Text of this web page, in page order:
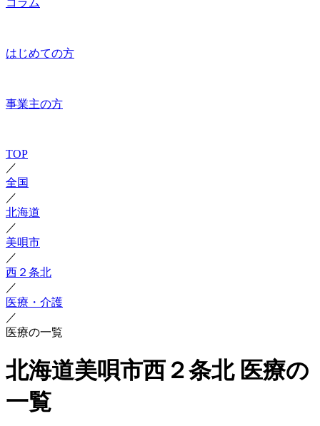
コラム
はじめての方
事業主の方
TOP
／
全国
／
北海道
／
美唄市
／
西２条北
／
医療・介護
／
医療の一覧
北海道美唄市西２条北 医療の
一覧